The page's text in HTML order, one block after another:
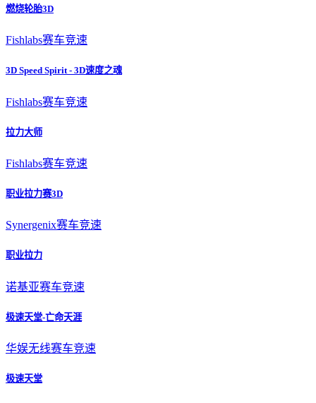
燃烧轮胎3D
Fishlabs赛车竞速
3D Speed Spirit - 3D速度之魂
Fishlabs赛车竞速
拉力大师
Fishlabs赛车竞速
职业拉力赛3D
Synergenix赛车竞速
职业拉力
诺基亚赛车竞速
极速天堂-亡命天涯
华娱无线赛车竞速
极速天堂